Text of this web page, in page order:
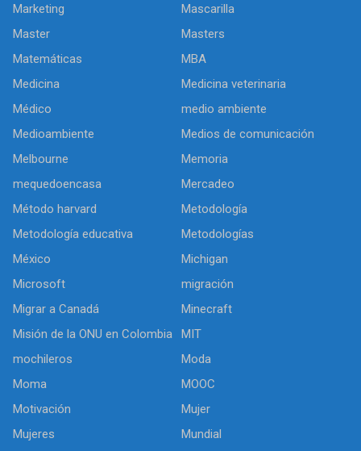
Marketing
Mascarilla
Master
Masters
Matemáticas
MBA
Medicina
Medicina veterinaria
Médico
medio ambiente
Medioambiente
Medios de comunicación
Melbourne
Memoria
mequedoencasa
Mercadeo
Método harvard
Metodología
Metodología educativa
Metodologías
México
Michigan
Microsoft
migración
Migrar a Canadá
Minecraft
Misión de la ONU en Colombia
MIT
mochileros
Moda
Moma
MOOC
Motivación
Mujer
Mujeres
Mundial